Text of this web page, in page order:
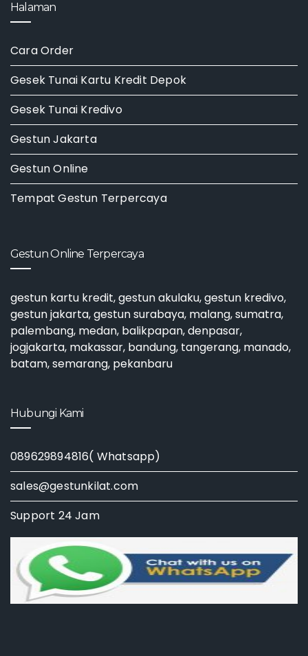
Halaman
Cara Order
Gesek Tunai Kartu Kredit Depok
Gesek Tunai Kredivo
Gestun Jakarta
Gestun Online
Tempat Gestun Terpercaya
Gestun Online Terpercaya
gestun kartu kredit,gestun akulaku,gestun kredivo,
gestun jakarta,gestun surabaya, malang, sumatra,
palembang, medan, balikpapan, denpasar,
jogjakarta, makassar, bandung, tangerang, manado,
batam, semarang, pekanbaru
Hubungi Kami
089629894816( Whatsapp)
sales@gestunkilat.com
Support 24 Jam